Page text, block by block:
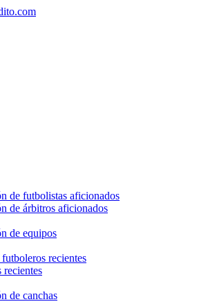
de futbolistas aficionados
de árbitros aficionados
de equipos
recientes
recientes
de canchas